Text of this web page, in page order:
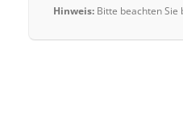
Hinweis: Bitte beachten Sie